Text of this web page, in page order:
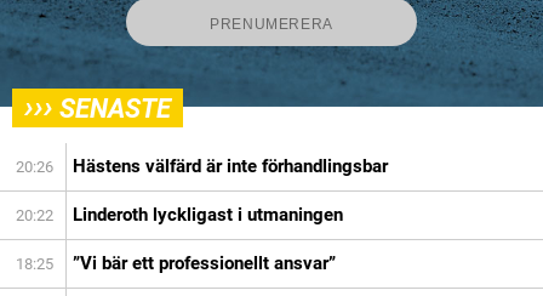
››› SENASTE
20:26 Hästens välfärd är inte förhandlingsbar
20:22 Linderoth lyckligast i utmaningen
18:25 ”Vi bär ett professionellt ansvar”